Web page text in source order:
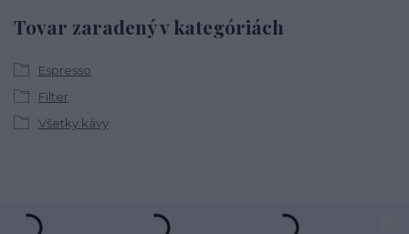
Tovar zaradený v kategóriách
Espresso
Filter
Všetky kávy